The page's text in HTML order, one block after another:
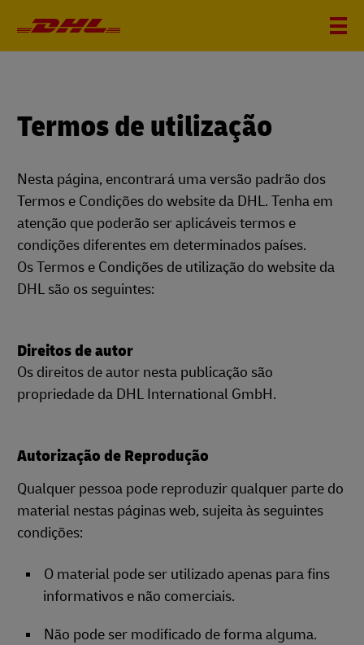
Termos de utilização
Nesta página, encontrará uma versão padrão dos
Termos e Condições do website da DHL. Tenha em
atenção que poderão ser aplicáveis termos e
condições diferentes em determinados países.
Os Termos e Condições de utilização do website da
DHL são os seguintes:
Direitos de autor
Os direitos de autor nesta publicação são
propriedade da DHL International GmbH.
Autorização de Reprodução
Qualquer pessoa pode reproduzir qualquer parte do
material nestas páginas web, sujeita às seguintes
condições:
O material pode ser utilizado apenas para fins
informativos e não comerciais.
Não pode ser modificado de forma alguma.